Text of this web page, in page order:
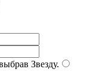
Звезду.